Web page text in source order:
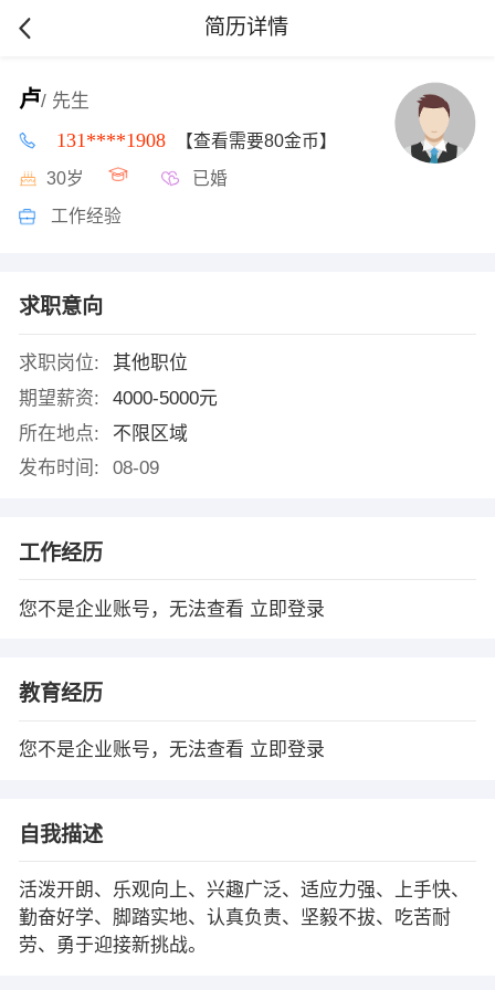
简历详情
卢/ 先生
131****1908 【查看需要80金币】
30岁 已婚
工作经验
求职意向
求职岗位:
其他职位
期望薪资:
4000-5000元
所在地点:
不限区域
发布时间:
08-09
工作经历
您不是企业账号，无法查看 立即登录
教育经历
您不是企业账号，无法查看 立即登录
自我描述
活泼开朗、乐观向上、兴趣广泛、适应力强、上手快、
勤奋好学、脚踏实地、认真负责、坚毅不拔、吃苦耐
劳、勇于迎接新挑战。